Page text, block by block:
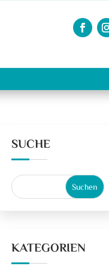
SUCHE
KATEGORIEN